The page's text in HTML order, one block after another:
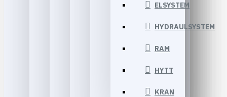
ELSYSTEM
HYDRAULSYSTEM
RAM
HYTT
KRAN